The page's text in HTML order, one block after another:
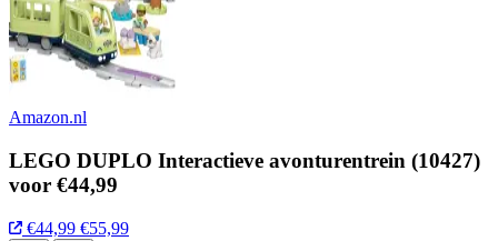
Amazon.nl
LEGO DUPLO Interactieve avonturentrein (10427)
voor €44,99
€44,99 €55,99